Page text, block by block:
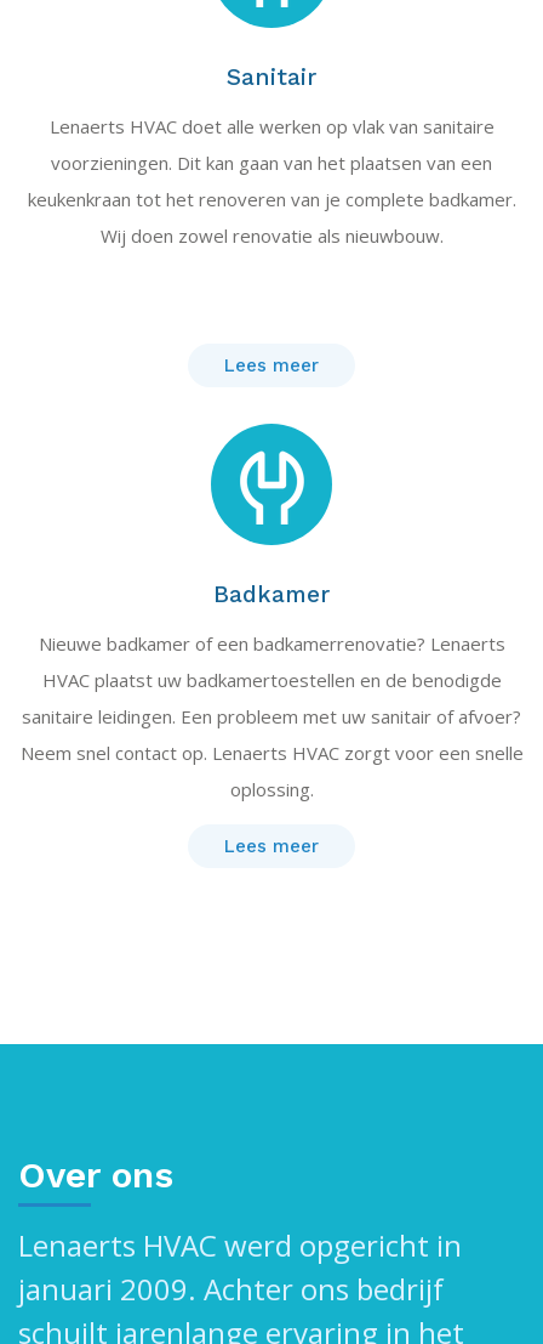
Sanitair
Lenaerts HVAC doet alle werken op vlak van sanitaire
voorzieningen. Dit kan gaan van het plaatsen van een
keukenkraan tot het renoveren van je complete badkamer.
Wij doen zowel renovatie als nieuwbouw.
Lees meer
Badkamer
Nieuwe badkamer of een badkamerrenovatie? Lenaerts
HVAC plaatst uw badkamertoestellen en de benodigde
sanitaire leidingen. Een probleem met uw sanitair of afvoer?
Neem snel contact op. Lenaerts HVAC zorgt voor een snelle
oplossing.
Lees meer
Over ons
Lenaerts HVAC werd opgericht in
januari 2009. Achter ons bedrijf
schuilt jarenlange ervaring in het